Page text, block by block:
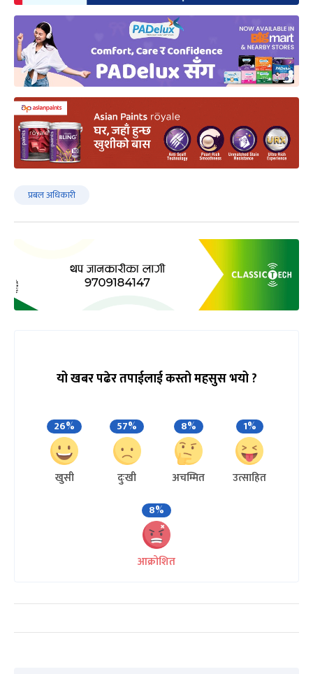
प्रबल अधिकारी
यो खबर पढेर तपाईलाई कस्तो महसुस भयो ?
26%
खुसी
57%
दुःखी
8%
अचम्मित
1%
उत्साहित
8%
आक्रोशित